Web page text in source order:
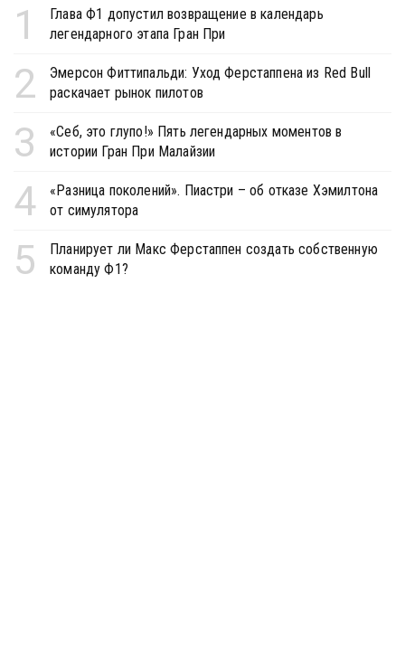
1
Глава Ф1 допустил возвращение в календарь
легендарного этапа Гран При
2
Эмерсон Фиттипальди: Уход Ферстаппена из Red Bull
раскачает рынок пилотов
3
«Себ, это глупо!» Пять легендарных моментов в
истории Гран При Малайзии
4
«Разница поколений». Пиастри – об отказе Хэмилтона
от симулятора
5
Планирует ли Макс Ферстаппен создать собственную
команду Ф1?